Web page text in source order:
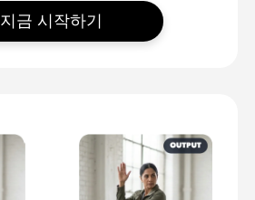
지금 시작하기